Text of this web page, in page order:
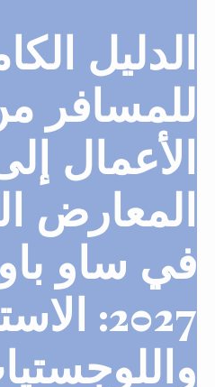
الدليل
للمسافر
الأعمال
المعارض
2027: